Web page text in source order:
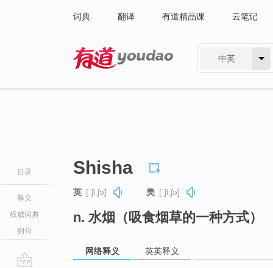
词典 翻译 有道精品课 云笔记
中英
目录
释义
权威词典
例句
Shisha
英 [ˈʃiːʃə] 美 [ˈʃiːʃə]
n. 水烟（吸食烟草的一种方式）
网络释义 英英释义